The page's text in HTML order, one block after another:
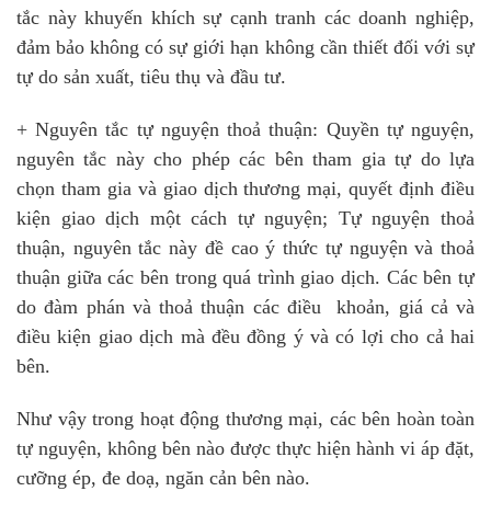
tắc này khuyến khích sự cạnh tranh các doanh nghiệp,
đảm bảo không có sự giới hạn không cần thiết đối với sự
tự do sản xuất, tiêu thụ và đầu tư.
+ Nguyên tắc tự nguyện thoả thuận: Quyền tự nguyện,
nguyên tắc này cho phép các bên tham gia tự do lựa
chọn tham gia và giao dịch thương mại, quyết định điều
kiện giao dịch một cách tự nguyện; Tự nguyện thoả
thuận, nguyên tắc này đề cao ý thức tự nguyện và thoả
thuận giữa các bên trong quá trình giao dịch. Các bên tự
do đàm phán và thoả thuận các điều khoản, giá cả và
điều kiện giao dịch mà đều đồng ý và có lợi cho cả hai
bên.
Như vậy trong hoạt động thương mại, các bên hoàn toàn
tự nguyện, không bên nào được thực hiện hành vi áp đặt,
cưỡng ép, đe doạ, ngăn cản bên nào.